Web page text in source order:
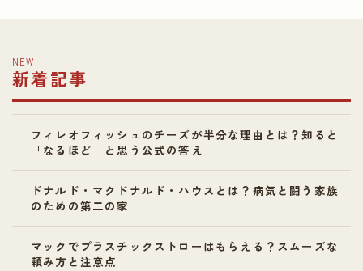
NEW
新着記事
フィレオフィッシュのチーズが半分な理由とは？知ると
「なるほど」と思う公式の答え
ドナルド・マクドナルド・ハウスとは？病気と闘う家族
のための第二の家
マックでプラスチックストローはもらえる？スムーズな
頼み方と注意点